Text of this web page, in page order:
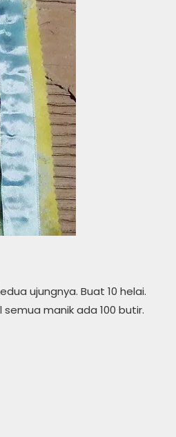
ujungnya. Buat 10 helai.
manik ada 100 butir.